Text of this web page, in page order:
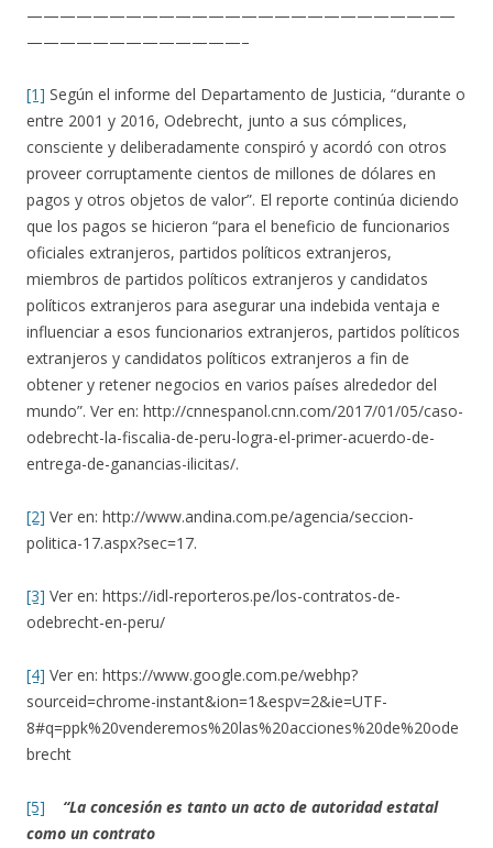
——————————————————————————
—————————————–
[1] Según el informe del Departamento de Justicia, “durante o
entre 2001 y 2016, Odebrecht, junto a sus cómplices,
consciente y deliberadamente conspiró y acordó con otros
proveer corruptamente cientos de millones de dólares en
pagos y otros objetos de valor”. El reporte continúa diciendo
que los pagos se hicieron “para el beneficio de funcionarios
oficiales extranjeros, partidos políticos extranjeros,
miembros de partidos políticos extranjeros y candidatos
políticos extranjeros para asegurar una indebida ventaja e
influenciar a esos funcionarios extranjeros, partidos políticos
extranjeros y candidatos políticos extranjeros a fin de
obtener y retener negocios en varios países alrededor del
mundo”. Ver en: http://cnnespanol.cnn.com/2017/01/05/caso-
odebrecht-la-fiscalia-de-peru-logra-el-primer-acuerdo-de-
entrega-de-ganancias-ilicitas/.
[2] Ver en: http://www.andina.com.pe/agencia/seccion-
politica-17.aspx?sec=17.
[3] Ver en: https://idl-reporteros.pe/los-contratos-de-
odebrecht-en-peru/
[4] Ver en: https://www.google.com.pe/webhp?
sourceid=chrome-instant&ion=1&espv=2&ie=UTF-
8#q=ppk%20venderemos%20las%20acciones%20de%20ode
brecht
[5]
“La concesión es tanto un acto de autoridad estatal
como un contrato